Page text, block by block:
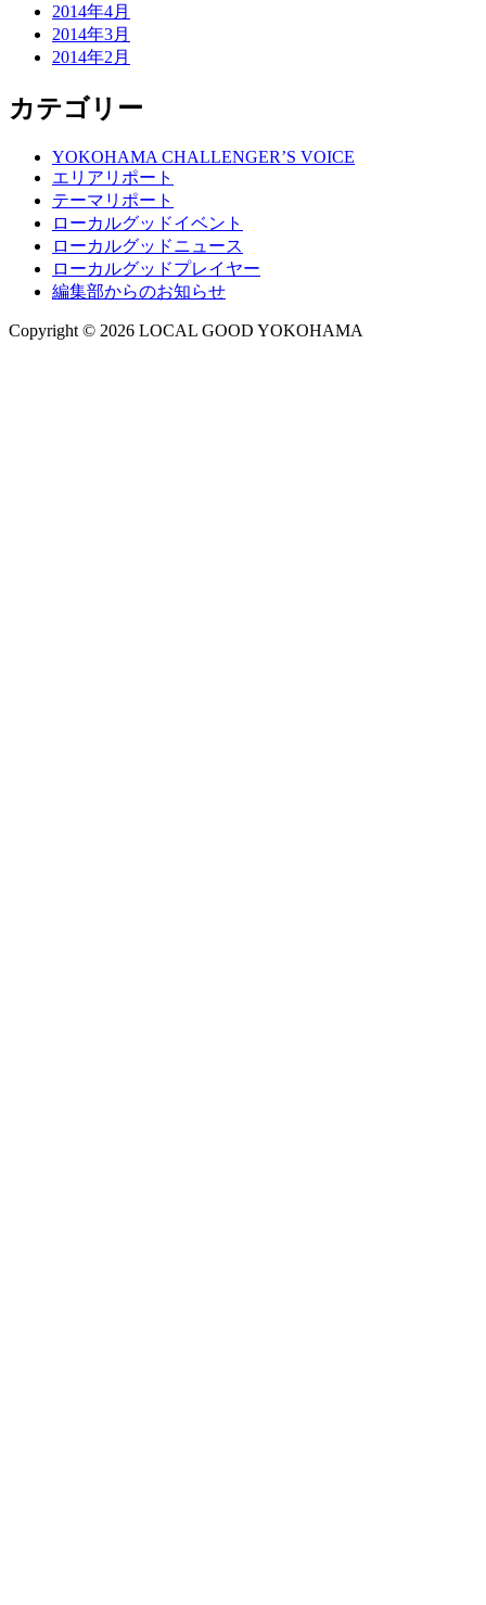
2014年4月
2014年3月
2014年2月
カテゴリー
YOKOHAMA CHALLENGER’S VOICE
エリアリポート
テーマリポート
ローカルグッドイベント
ローカルグッドニュース
ローカルグッドプレイヤー
編集部からのお知らせ
Copyright © 2026 LOCAL GOOD YOKOHAMA